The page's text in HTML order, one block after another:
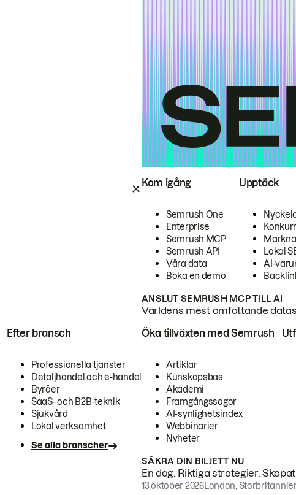
Kom igång
Semrush One
Enterprise
Semrush MCP
Semrush API
Våra data
Boka en demo
Upptäck
Lokal
AI-
ANSLUT SEMRUSH MCP TILL AI
Världens mest omfattande
Efter bransch
Professionella tjänster
Detaljhandel och e-handel
Byråer
SaaS- och B2B-teknik
Sjukvård
Lokal verksamhet
Se alla branscher
Öka tillväxten med Semrush
Artiklar
Kunskapsbas
Akademi
Framgångssagor
AI-synlighetsindex
Webbinarier
Nyheter
SÄKRA DIN BILJETT NU
En dag. Riktiga strategier.
13 oktober 2026London,